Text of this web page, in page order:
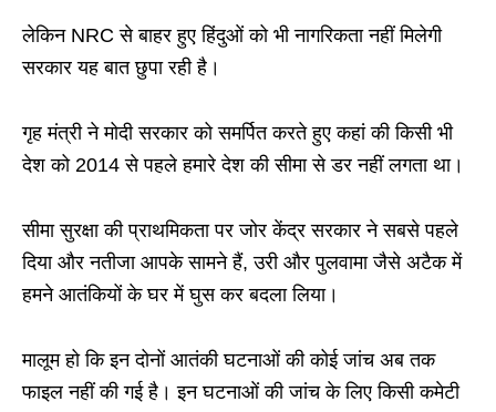
लेकिन NRC से बाहर हुए हिंदुओं को भी नागरिकता नहीं मिलेगी
सरकार यह बात छुपा रही है।
गृह मंत्री ने मोदी सरकार को समर्पित करते हुए कहां की किसी भी
देश को 2014 से पहले हमारे देश की सीमा से डर नहीं लगता था।
सीमा सुरक्षा की प्राथमिकता पर जोर केंद्र सरकार ने सबसे पहले
दिया और नतीजा आपके सामने हैं, उरी और पुलवामा जैसे अटैक में
हमने आतंकियों के घर में घुस कर बदला लिया।
मालूम हो कि इन दोनों आतंकी घटनाओं की कोई जांच अब तक
फाइल नहीं की गई है। इन घटनाओं की जांच के लिए किसी कमेटी